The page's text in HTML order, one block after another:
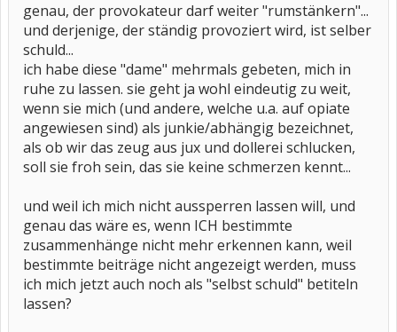
genau, der provokateur darf weiter "rumstänkern"...
und derjenige, der ständig provoziert wird, ist selber
schuld...
ich habe diese "dame" mehrmals gebeten, mich in
ruhe zu lassen. sie geht ja wohl eindeutig zu weit,
wenn sie mich (und andere, welche u.a. auf opiate
angewiesen sind) als junkie/abhängig bezeichnet,
als ob wir das zeug aus jux und dollerei schlucken,
soll sie froh sein, das sie keine schmerzen kennt...
und weil ich mich nicht aussperren lassen will, und
genau das wäre es, wenn ICH bestimmte
zusammenhänge nicht mehr erkennen kann, weil
bestimmte beiträge nicht angezeigt werden, muss
ich mich jetzt auch noch als "selbst schuld" betiteln
lassen?